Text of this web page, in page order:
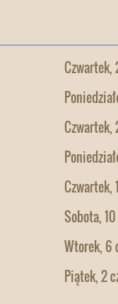
Czwartek,
Czwartek,
Czwartek,
Sobota,
Wtorek, 6
Piątek, 2